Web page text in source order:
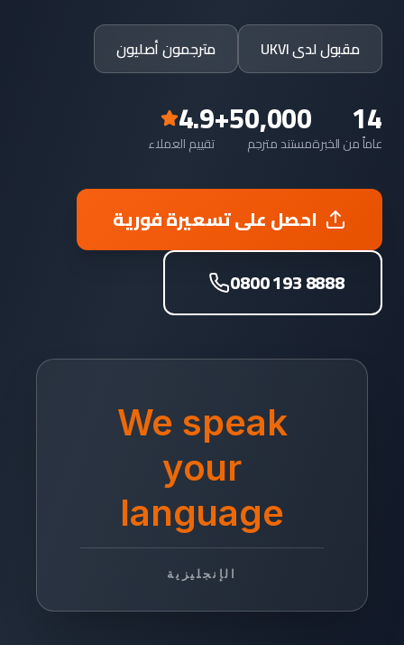
مقبول لدى UKVI مترجمون أصليون
14
عاماً من الخبرة50,000+
مستند مترجم 4.9
تقييم العملاء
احصل على تسعيرة فورية
0800 193 8888
We speak
your
language
الإنجليزية